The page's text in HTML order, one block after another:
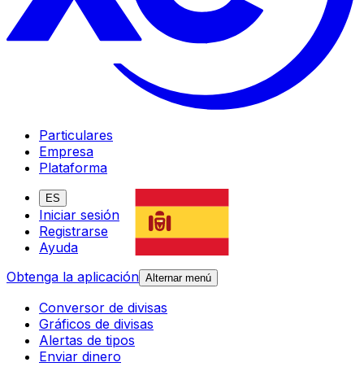
Particulares
Empresa
Plataforma
ES
Iniciar sesión
Registrarse
Ayuda
Obtenga la aplicación Alternar menú
Conversor de divisas
Gráficos de divisas
Alertas de tipos
Enviar dinero